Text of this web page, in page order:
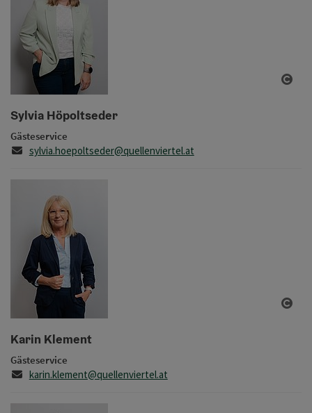
Sylvia Höpoltseder
Gästeservice
E-Mail
sylvia.hoepoltseder@quellenviertel.at
Karin Klement
Gästeservice
E-Mail
karin.klement@quellenviertel.at